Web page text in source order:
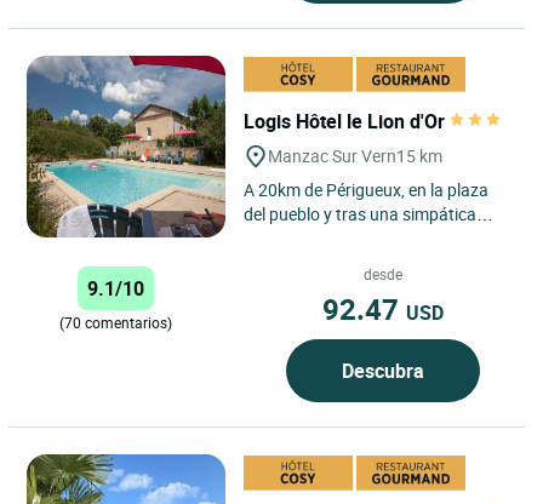
Logis Hôtel le Lion d'Or
Manzac Sur Vern15 km
A 20km de Périgueux, en la plaza
del pueblo y tras una simpática
9.1/10
(70 comentarios)
desde
92.47 USD
Descubra